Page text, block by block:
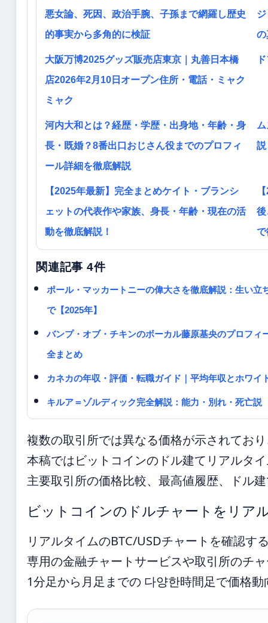
悪女論、死因、政治手腕、子孫まで網羅し歴史
的事実から多角的に検証
の
大阪万博2025グッズ販売店東京｜丸善日本橋
店2026年2月10日オープン住所・電話・ミャク
ミャク
河内大和とは？経歴・学歴・出身地・年齢・身
長・既婚？8番出口おじさん役までのプロフィ
ール詳細を徹底解説
説
【2025年最新】完全まとめケイト・ブランシ
ェットの代表作や家族、身長・年齢・現在の活
動を徹底解説！
後
で
関連記事 4件
ポール・マッカートニーの偉大さを徹底解説：生い
で【2025年】
バンプ・オブ・チキンのボーカル藤原基央のプロフ
全まとめ
カネカの年収・評価・転職ガイド｜平均年収とホワイ
キルア＝ゾルディック完全解説：能力・別れ・死亡説
複数の取引所では異なる価格が示されてお
本稿ではビットコインのドル建てリアルタ
主要取引所の価格比較、最高値履歴、ドル
ビットコインのドルチャートをリア
リアルタイムのBTC/USDチャートを確認す
専用の金融チャートサービスや取引所のチ
1分足から月足までの 다양한時間足で価格